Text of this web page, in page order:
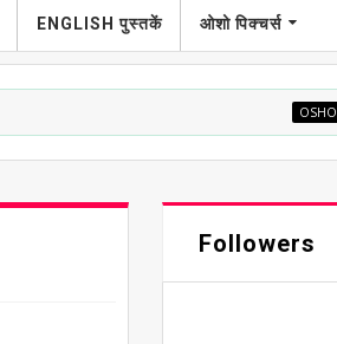
ENGLISH पुस्तकें ओशो पिक्चर्स
OSHO PHILOSOPHIES
Followers